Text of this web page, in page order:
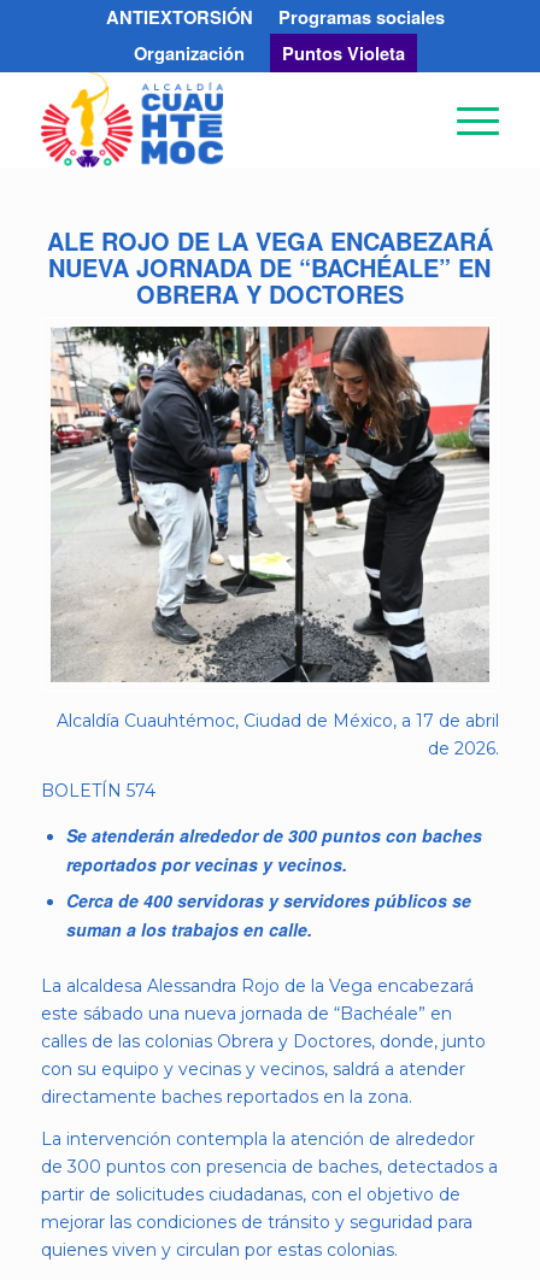
ANTIEXTORSIÓN
Programas sociales
Organización
Puntos Violeta
ALE ROJO DE LA VEGA ENCABEZARÁ
NUEVA JORNADA DE “BACHÉALE” EN
OBRERA Y DOCTORES
Alcaldía Cuauhtémoc, Ciudad de México, a 17 de abril
de 2026.
BOLETÍN 574
Se atenderán alrededor de 300 puntos con baches
reportados por vecinas y vecinos.
Cerca de 400 servidoras y servidores públicos se
suman a los trabajos en calle.
La alcaldesa Alessandra Rojo de la Vega encabezará
este sábado una nueva jornada de “Bachéale” en
calles de las colonias Obrera y Doctores, donde, junto
con su equipo y vecinas y vecinos, saldrá a atender
directamente baches reportados en la zona.
La intervención contempla la atención de alrededor
de 300 puntos con presencia de baches, detectados a
partir de solicitudes ciudadanas, con el objetivo de
mejorar las condiciones de tránsito y seguridad para
quienes viven y circulan por estas colonias.